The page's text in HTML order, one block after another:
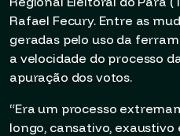
Rafael Fecury. Entre as
geradas pelo uso da
a velocidade do processo
apuração dos votos.
“Era um processo
longo, cansativo, exaustivo